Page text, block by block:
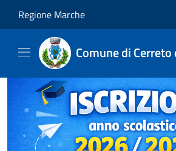
Regione Marche
Comune di Cerreto